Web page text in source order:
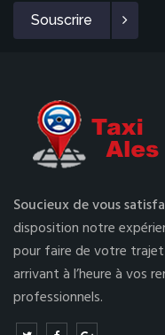
Souscrire
Soucieux de vous
disposition notre
pour faire de votre
arrivant à l’heure à vos
professionnels.